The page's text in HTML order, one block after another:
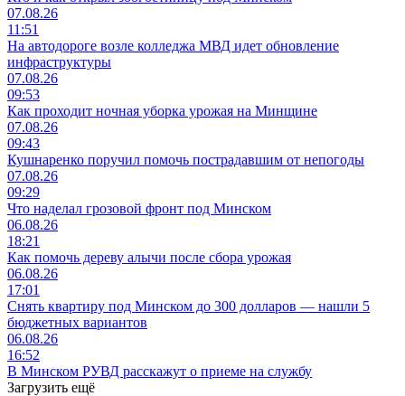
07.08.26
11:51
На автодороге возле колледжа МВД идет обновление
инфраструктуры
07.08.26
09:53
Как проходит ночная уборка урожая на Минщине
07.08.26
09:43
Кушнаренко поручил помочь пострадавшим от непогоды
07.08.26
09:29
Что наделал грозовой фронт под Минском
06.08.26
18:21
Как помочь дереву алычи после сбора урожая
06.08.26
17:01
Снять квартиру под Минском до 300 долларов — нашли 5
бюджетных вариантов
06.08.26
16:52
В Минском РУВД расскажут о приеме на службу
Загрузить ещё